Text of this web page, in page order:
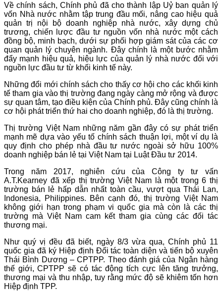
Về chính sách, Chính phủ đã cho thành lập Uỷ ban quản lý
vốn Nhà nước nhằm tập trung đầu mối, nâng cao hiệu quả
quản trị nội bộ doanh nghiệp nhà nước, xây dựng chủ
trương, chiến lược đầu tư nguồn vốn nhà nước một cách
đồng bộ, minh bạch, dưới sự phối hợp giám sát của các cơ
quan quản lý chuyên ngành. Đây chính là một bước nhằm
đẩy mạnh hiệu quả, hiệu lực của quản lý nhà nước đối với
nguồn lực đầu tư từ khối kinh tế này.
Những đổi mới chính sách cho thấy cơ hội cho các khối kinh
tế tham gia vào thị trường đang ngày càng mở rộng và được
sự quan tâm, tạo điều kiện của Chính phủ. Đây cũng chính là
cơ hội phát triển thứ hai cho doanh nghiệp, đó là thị trường.
Thị trường Việt Nam những năm gần đây có sự phát triển
mạnh mẽ dựa vào yếu tố chính sách thuận lợi, một ví dụ là
quy định cho phép nhà đầu tư nước ngoài sở hữu 100%
doanh nghiệp bán lẻ tại Việt Nam tại Luật Đầu tư 2014.
Trong năm 2017, nghiên cứu của Công ty tư vấn
A.T.Kearney đã xếp thị trường Việt Nam là một trong 6 thị
trường bán lẻ hấp dẫn nhất toàn cầu, vượt qua Thái Lan,
Indonesia, Philippines. Bên cạnh đó, thị trường Việt Nam
không giới hạn trong phạm vi quốc gia mà còn là các thị
trường mà Việt Nam cam kết tham gia cùng các đối tác
thương mại.
Như quý vị đều đã biết, ngày 8/3 vừa qua, Chính phủ 11
quốc gia đã ký Hiệp định Đối tác toàn diện và tiến bộ xuyên
Thái Bình Dương – CPTPP. Theo đánh giá của Ngân hàng
thế giới, CPTPP sẽ có tác động tích cực lên tăng trưởng,
thương mại và thu nhập, tuy rằng mức độ sẽ khiêm tốn hơn
Hiệp định TPP.